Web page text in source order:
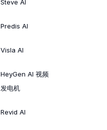
Steve AI
Predis AI
Visla AI
HeyGen AI 视频
发电机
Revid AI